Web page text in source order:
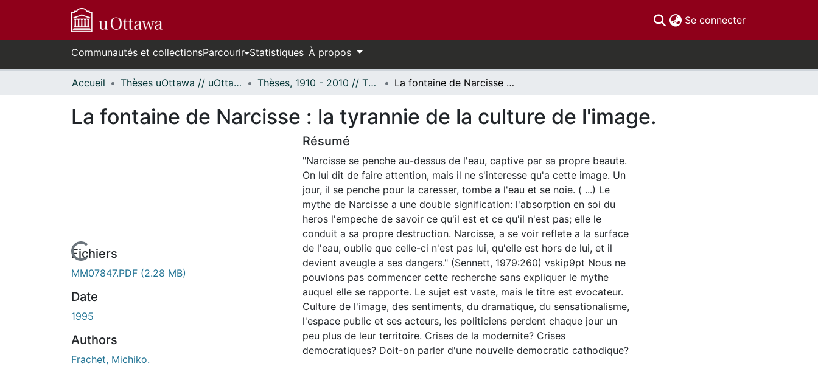
Se connecter(current)
Communautés et collectionsParcourir Statistiques À propos
Accueil Thèses uOttawa // uOttawa Theses Thèses, 1910 - 2010 // Theses, 1910 - 2010 La fontaine de Narcisse : la tyrannie de la culture de l'image.
La fontaine de Narcisse : la tyrannie de la culture de l'image.
En cours de chargement...
Fichiers
MM07847.PDF (2.28 MB)
Date
1995
Authors
Frachet, Michiko.
Résumé
"Narcisse se penche au-dessus de l'eau, captive par sa propre beaute.
On lui dit de faire attention, mais il ne s'interesse qu'a cette image. Un
jour, il se penche pour la caresser, tombe a l'eau et se noie. ( ...) Le
mythe de Narcisse a une double signification: l'absorption en soi du
heros l'empeche de savoir ce qu'il est et ce qu'il n'est pas; elle le
conduit a sa propre destruction. Narcisse, a se voir reflete a la surface
de l'eau, oublie que celle-ci n'est pas lui, qu'elle est hors de lui, et il
devient aveugle a ses dangers." (Sennett, 1979:260) vskip9pt Nous ne
pouvions pas commencer cette recherche sans expliquer le mythe
auquel elle se rapporte. Le sujet est vaste, mais le titre est evocateur.
Culture de l'image, des sentiments, du dramatique, du sensationalisme,
l'espace public et ses acteurs, les politiciens perdent chaque jour un
peu plus de leur territoire. Crises de la modernite? Crises
democratiques? Doit-on parler d'une nouvelle democratic cathodique?